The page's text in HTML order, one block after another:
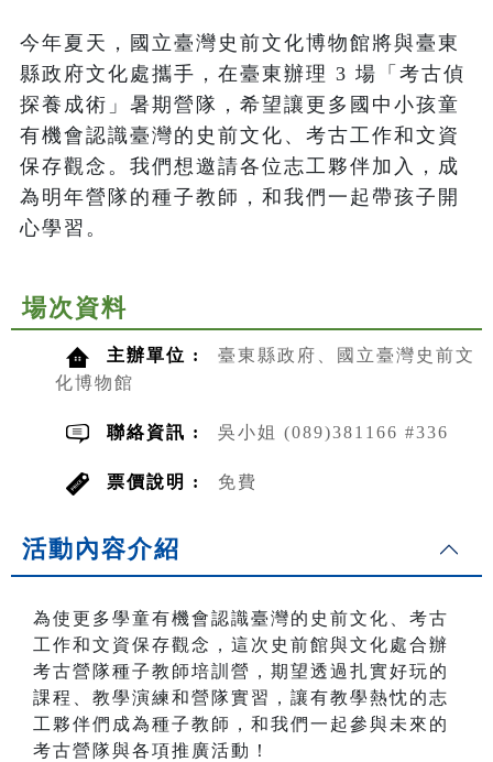
今年夏天，國立臺灣史前文化博物館將與臺東
縣政府文化處攜手，在臺東辦理 3 場「考古偵
探養成術」暑期營隊，希望讓更多國中小孩童
有機會認識臺灣的史前文化、考古工作和文資
保存觀念。我們想邀請各位志工夥伴加入，成
為明年營隊的種子教師，和我們一起帶孩子開
心學習。
場次資料
主辦單位 :
臺東縣政府、國立臺灣史前文
化博物館
聯絡資訊 : 吳小姐 (089)381166 #336
票價說明 : 免費
活動內容介紹
為使更多學童有機會認識臺灣的史前文化、考古
工作和文資保存觀念，這次史前館與文化處合辦
考古營隊種子教師培訓營，期望透過扎實好玩的
課程、教學演練和營隊實習，讓有教學熱忱的志
工夥伴們成為種子教師，和我們一起參與未來的
考古營隊與各項推廣活動！